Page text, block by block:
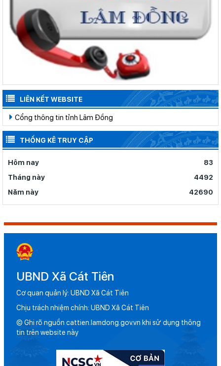
LIÊN KẾT WEBSITE
Cổng thông tin tỉnh Lâm Đồng
THỐNG KÊ TRUY CẬP
Hôm nay
83
Tháng này
4492
Năm này
42690
UBND Xã Cát Tiên
Cơ quan quản lý: UBND Xã Cát Tiên
Chịu trách nhiệm chính: UBND Xã Cát Tiên
© Ghi rõ nguồn cattien.lamdong.gov.vn khi sử dụng thông
tin trên website này